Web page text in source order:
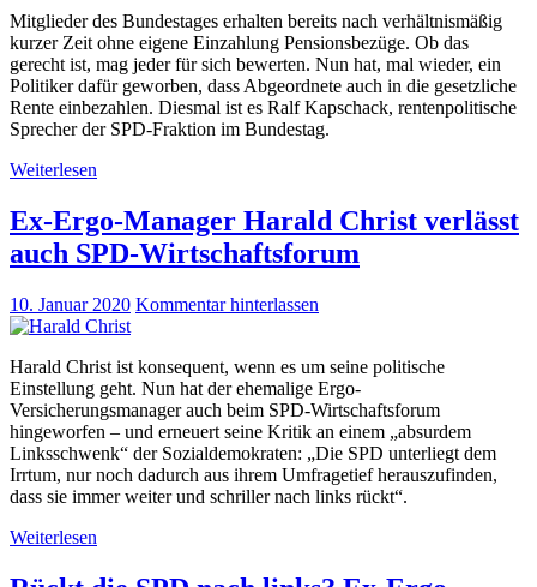
Mitglieder des Bundestages erhalten bereits nach verhältnismäßig
kurzer Zeit ohne eigene Einzahlung Pensionsbezüge. Ob das
gerecht ist, mag jeder für sich bewerten. Nun hat, mal wieder, ein
Politiker dafür geworben, dass Abgeordnete auch in die gesetzliche
Rente einbezahlen. Diesmal ist es Ralf Kapschack, rentenpolitische
Sprecher der SPD-Fraktion im Bundestag.
Weiterlesen
Ex-Ergo-Manager Harald Christ verlässt
auch SPD-Wirtschaftsforum
10. Januar 2020 Kommentar hinterlassen
Harald Christ ist konsequent, wenn es um seine politische
Einstellung geht. Nun hat der ehemalige Ergo-
Versicherungsmanager auch beim SPD-Wirtschaftsforum
hingeworfen – und erneuert seine Kritik an einem „absurdem
Linksschwenk“ der Sozialdemokraten: „Die SPD unterliegt dem
Irrtum, nur noch dadurch aus ihrem Umfragetief herauszufinden,
dass sie immer weiter und schriller nach links rückt“.
Weiterlesen